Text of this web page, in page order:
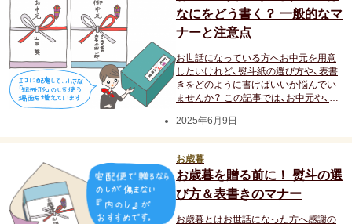
防災の日
カード式
バレンタイン
節分
なにをどう書く？ 一般的なマ
ナーと注意点
お世話になっている方へお中元を用意
したいけれど、熨斗紙の選び方や、表書
きをどのように書けばいいか悩んでい
ませんか？ この記事では、お中元や、そ
やマナー、表書きの種類について解説。
うに、ぜひ参考にしてみてくださいね。
2025年6月9日
お歳暮
お歳暮を贈る前に！ 熨斗の選
び方＆表書きのマナー
お歳暮とはお世話になった方へ感謝の